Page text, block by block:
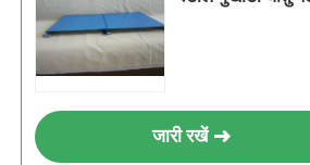
जारी रखें